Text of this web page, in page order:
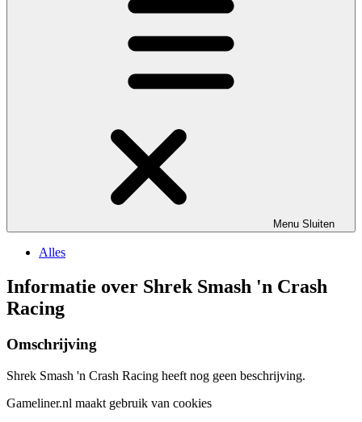
Menu Sluiten
Alles
Informatie over Shrek Smash 'n Crash
Racing
Omschrijving
Shrek Smash 'n Crash Racing heeft nog geen beschrijving.
Gameliner.nl maakt gebruik van cookies